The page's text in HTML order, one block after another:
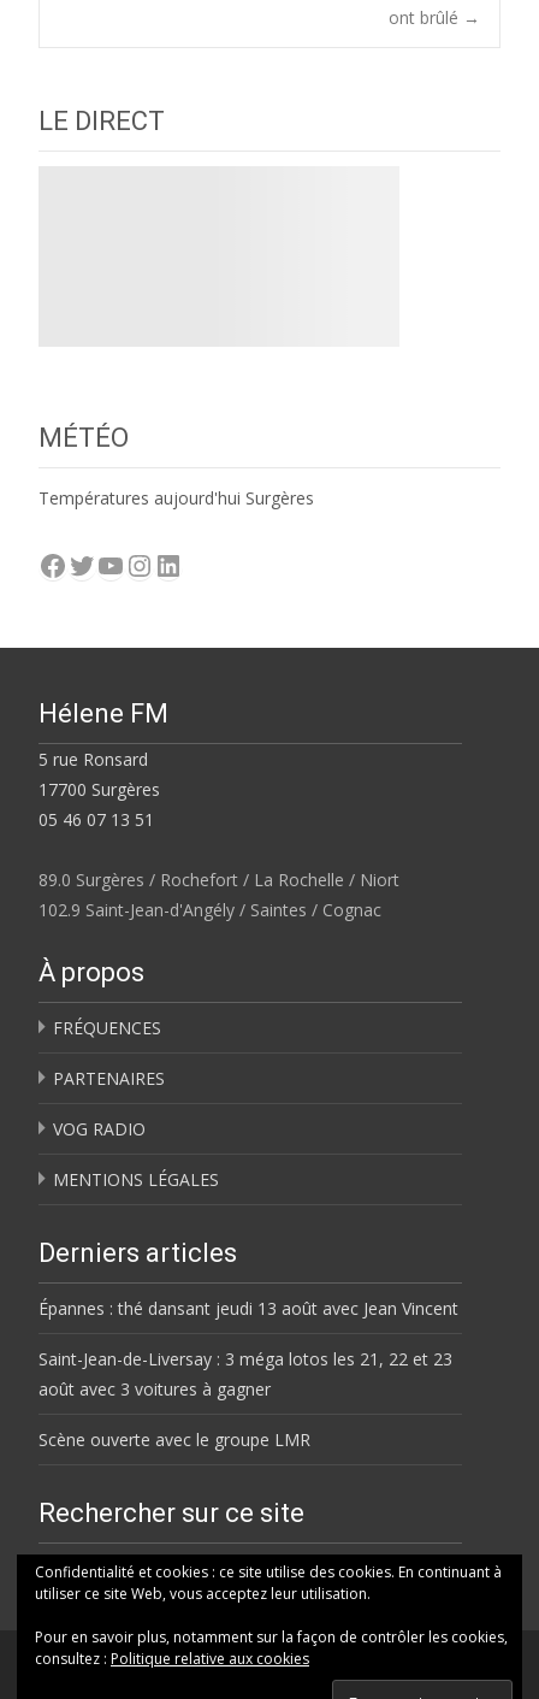
ont brûlé →
LE DIRECT
MÉTÉO
Températures aujourd'hui Surgères
Facebook
Twitter
YouTube
Instagram
LinkedIn
Hélene FM
5 rue Ronsard
17700 Surgères
05 46 07 13 51
89.0 Surgères / Rochefort / La Rochelle / Niort
102.9 Saint-Jean-d'Angély / Saintes / Cognac
À propos
FRÉQUENCES
PARTENAIRES
VOG RADIO
MENTIONS LÉGALES
Derniers articles
Épannes : thé dansant jeudi 13 août avec Jean Vincent
Saint-Jean-de-Liversay : 3 méga lotos les 21, 22 et 23
août avec 3 voitures à gagner
Scène ouverte avec le groupe LMR
Rechercher sur ce site
Rechercher
Confidentialité et cookies : ce site utilise des cookies. En continuant à
utiliser ce site Web, vous acceptez leur utilisation.
Pour en savoir plus, notamment sur la façon de contrôler les cookies,
consultez : Politique relative aux cookies